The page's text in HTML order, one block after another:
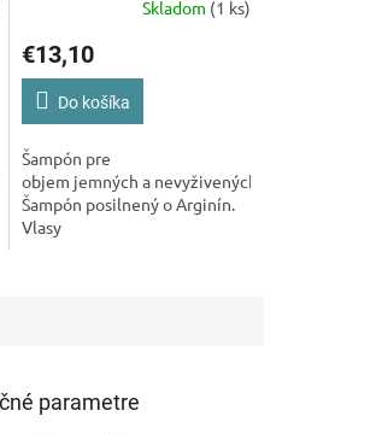
vlasov.
Skladom (1 ks)
€13,10
Do košíka
Šampón pre
objem jemných a nevyživených vlasov.
Šampón posilnený o Arginín.
Vlasy
parametre